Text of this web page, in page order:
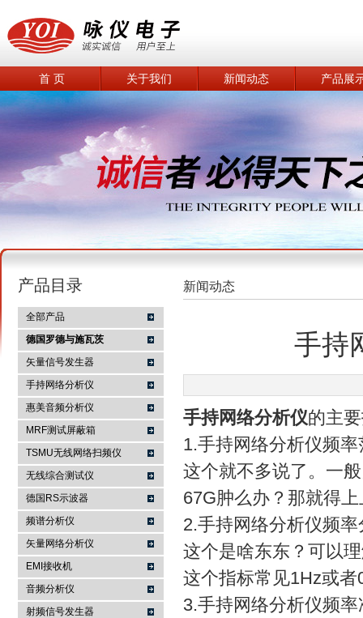
南京咏仪电子科技有限公司
首 页 关于我们 新闻动态 产品展
产品目录
全部产品
德国罗德与施瓦茨
矢量信号发生器
手持网络分析仪
惠美音频分析仪
MRF测试屏蔽箱
TSMU无线网络扫频仪
无线综合测试仪
德国RS示波器
频谱分析仪
矢量网络分析仪
EMI接收机
音频分析仪
射频信号发生器
新闻动态
手持
手持网络分析仪的主
1.手持网络分析仪频率
这个就不多说了。一
67G肿么办？那就得
2.手持网络分析仪频
这个是啥东东？可以
这个指标常见1Hz或者
3.手持网络分析仪频